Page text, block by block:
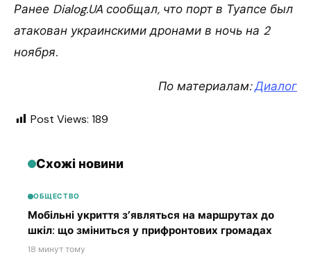
Ранее Dialog.UA сообщал, что порт в Туапсе был
атакован украинскими дронами в ночь на 2
ноября.
По материалам:Диалог
Post Views: 189
Схожі новини
ОБЩЕСТВО
Мобільні укриття з’являться на маршрутах до
шкіл: що зміниться у прифронтових громадах
18 минут тому